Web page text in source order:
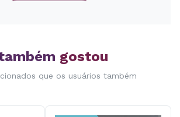
gostou
que os usuários também